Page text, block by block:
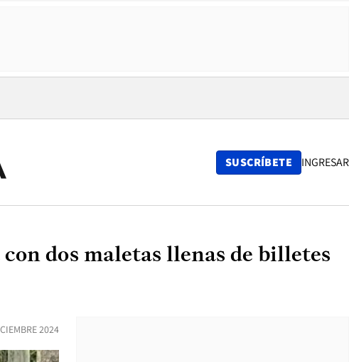
SUSCRÍBETE INGRESAR
dos maletas llenas de billetes
2024